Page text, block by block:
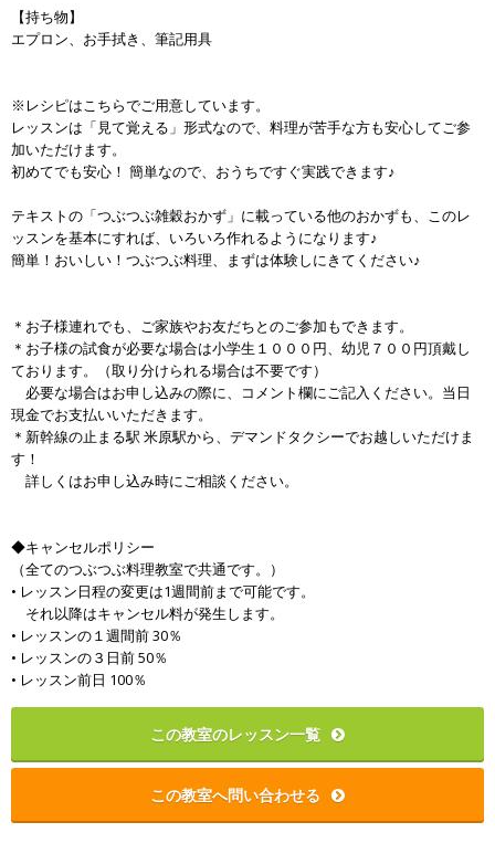
【持ち物】
エプロン、お手拭き、筆記用具
※レシピはこちらでご用意しています。
レッスンは「見て覚える」形式なので、料理が苦手な方も安心してご参
加いただけます。
初めてでも安心！ 簡単なので、おうちですぐ実践できます♪
テキストの「つぶつぶ雑穀おかず」に載っている他のおかずも、このレ
ッスンを基本にすれば、いろいろ作れるようになります♪
簡単！おいしい！つぶつぶ料理、まずは体験しにきてください♪
＊お子様連れでも、ご家族やお友だちとのご参加もできます。
＊お子様の試食が必要な場合は小学生１０００円、幼児７００円頂戴し
ております。（取り分けられる場合は不要です）
必要な場合はお申し込みの際に、コメント欄にご記入ください。当日
現金でお支払いいただきます。
＊新幹線の止まる駅 米原駅から、デマンドタクシーでお越しいただけま
す！
詳しくはお申し込み時にご相談ください。
◆キャンセルポリシー
（全てのつぶつぶ料理教室で共通です。）
• レッスン日程の変更は1週間前まで可能です。
それ以降はキャンセル料が発生します。
• レッスンの１週間前 30％
• レッスンの３日前 50％
• レッスン前日 100％
この教室のレッスン一覧
この教室へ問い合わせる